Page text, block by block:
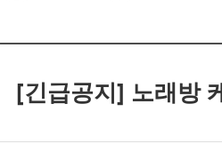
[긴급공지] 노래방